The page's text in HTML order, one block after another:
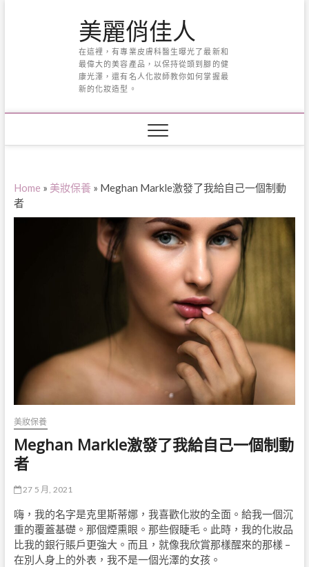
美麗俏佳人
在這裡，有專業皮膚科醫生曝光了最新和
最偉大的美容產品，以保持從頭到腳的健
康光澤，還有名人化妝師教你如何掌握最
新的化妝造型。
Home » 美妝保養 » Meghan Markle激發了我給自己一個制動
者
美妝保養
Meghan Markle激發了我給自己一個制動
者
27 5 月, 2021
嗨，我的名字是克里斯蒂娜，我喜歡化妝的全面。給我一個沉
重的覆蓋基礎。那個煙熏眼。那些假睫毛。此時，我的化妝品
比我的銀行賬戶更強大。而且，就像我欣賞那樣醒來的那樣 –
在別人身上的外表，我不是一個光澤的女孩。